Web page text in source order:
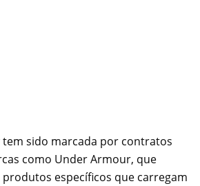
sido marcada por contratos
como Under Armour, que
específicos que carregam